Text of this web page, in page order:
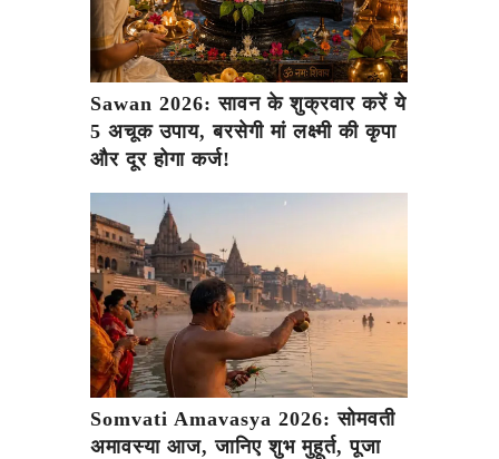
Sawan 2026: सावन के शुक्रवार करें ये
5 अचूक उपाय, बरसेगी मां लक्ष्मी की कृपा
और दूर होगा कर्ज!
Somvati Amavasya 2026: सोमवती
अमावस्या आज, जानिए शुभ मुहूर्त, पूजा